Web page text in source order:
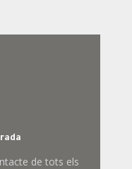
de tots els